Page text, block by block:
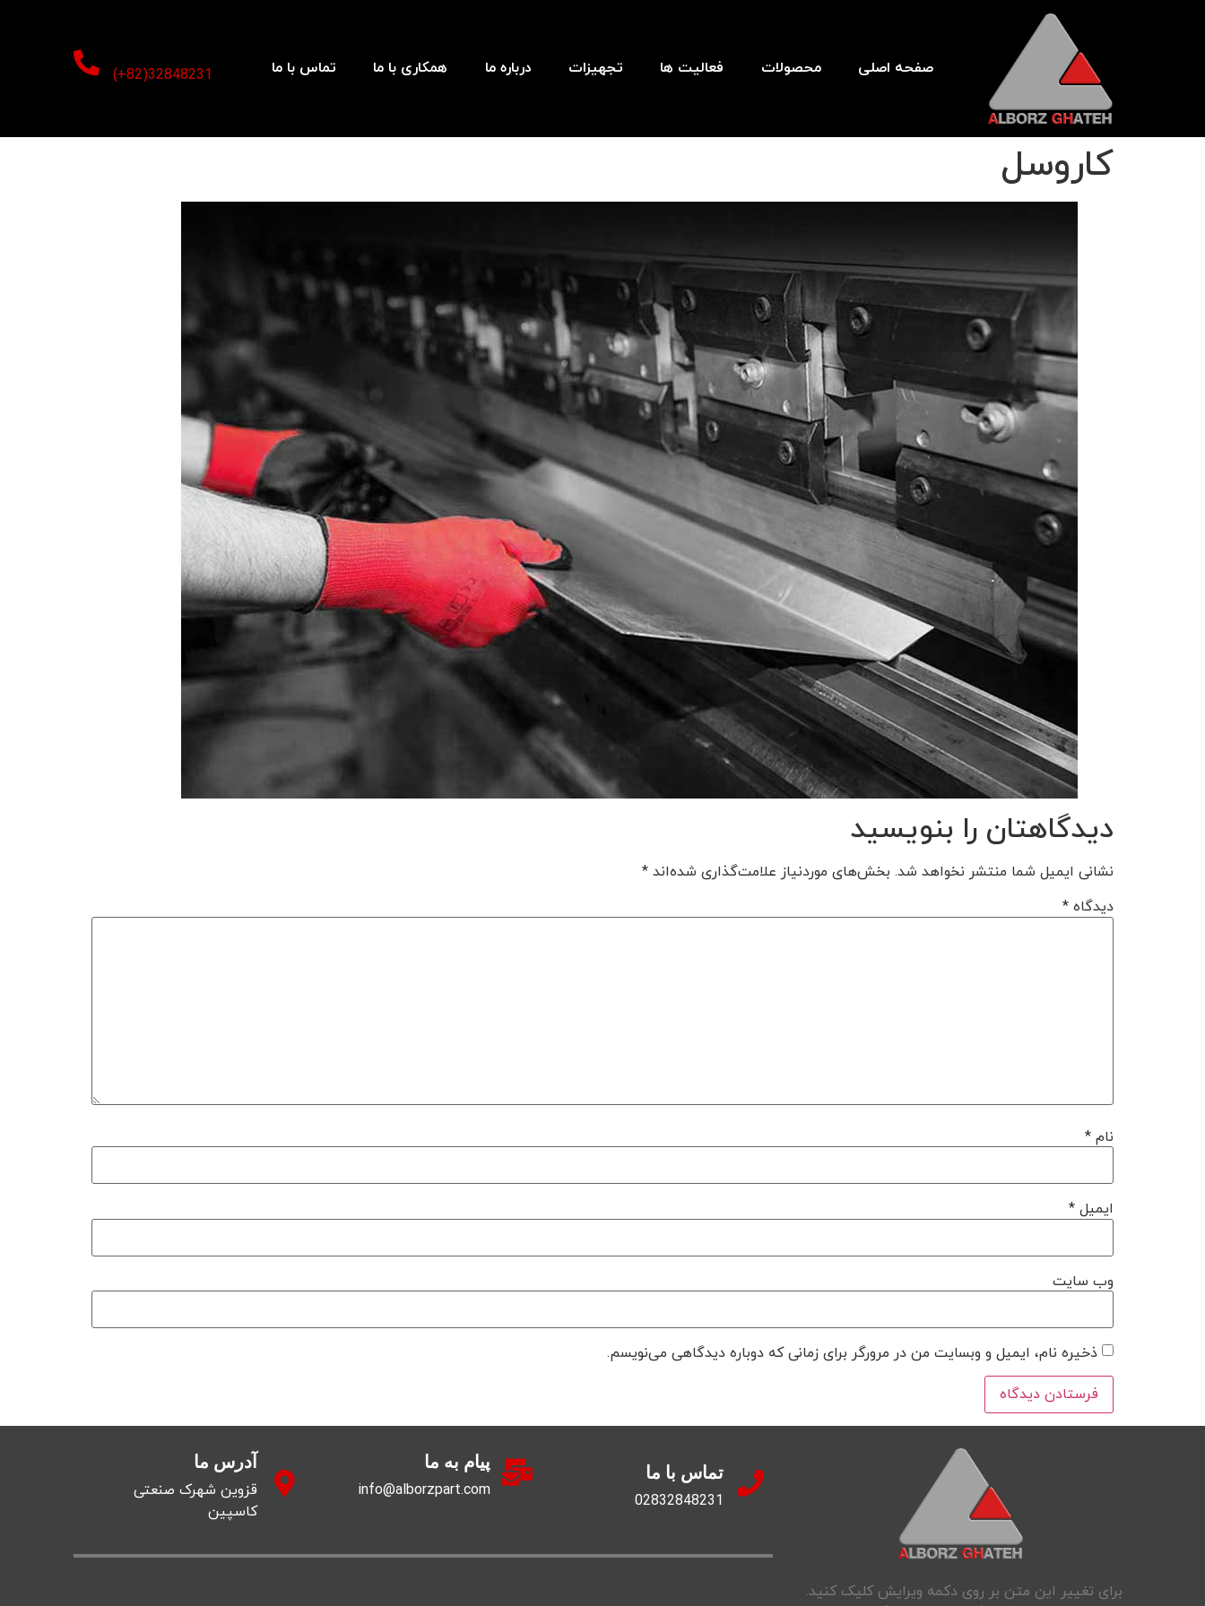
صفحه اصلی محصولات فعالیت ها تجهیزات درباره ما همکاری با ما تماس با ما 32848231(82+)
کاروسل
دیدگاهتان را بنویسید
نشانی ایمیل شما منتشر نخواهد شد. بخش‌های موردنیاز علامت‌گذاری شده‌اند *
دیدگاه *
نام *
ایمیل *
وب‌ سایت
ذخیره نام، ایمیل و وبسایت من در مرورگر برای زمانی که دوباره دیدگاهی می‌نویسم.
برای تغییر این متن بر روی دکمه ویرایش کلیک کنید.
تماس با ما
02832848231
پیام به ما
info@alborzpart.com
آدرس ما
قزوین شهرک صنعتی
کاسپین